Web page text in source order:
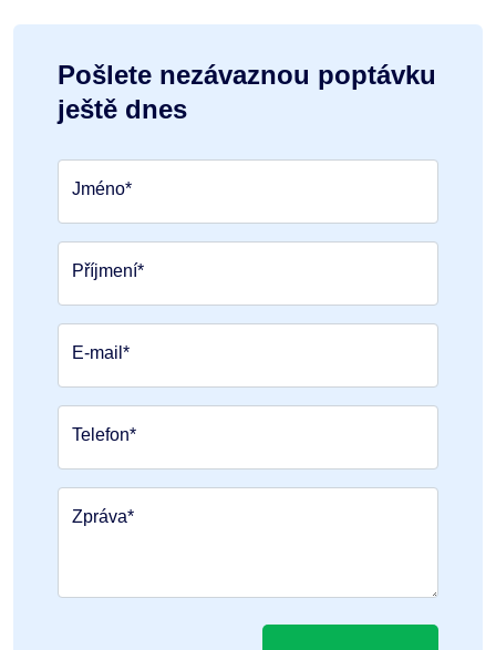
Pošlete nezávaznou poptávku
ještě dnes
Jméno*
Příjmení*
E-mail*
Telefon*
Zpráva*